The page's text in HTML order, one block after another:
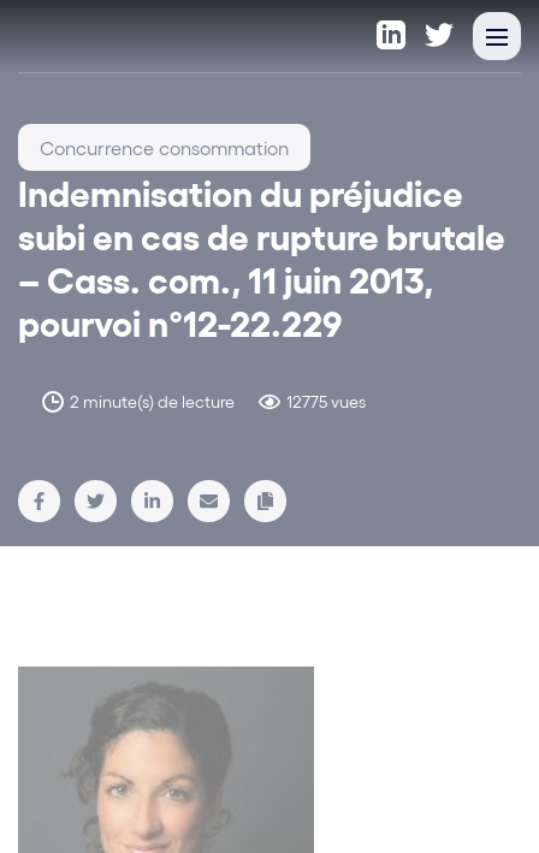
Indemnisation du préjudice
subi en cas de rupture brutale
– Cass. com., 11 juin 2013,
pourvoi n°12-22.229
2 minute(s) de lecture 12775 vues
Concurrence consommation